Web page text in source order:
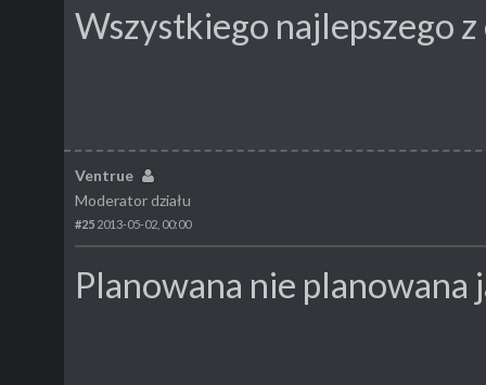
Wszystkiego najlepszego
Ventrue
Moderator działu
#25 2013-05-02, 00:00
Planowana nie planowana